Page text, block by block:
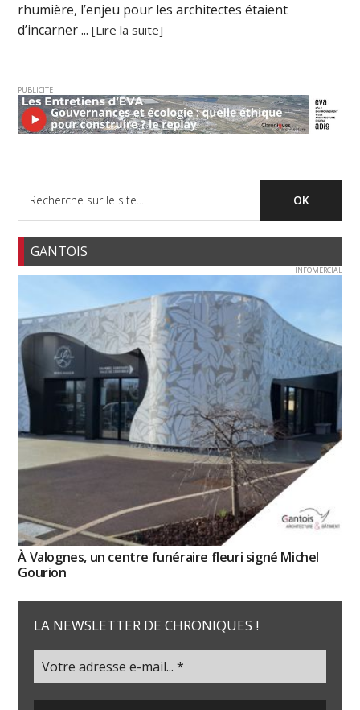
rhumière, l’enjeu pour les architectes étaient
d’incarner ...[Lire la suite]
PUBLICITE
GANTOIS
INFOMERCIAL
À Valognes, un centre funéraire fleuri signé Michel
Gourion
LA NEWSLETTER DE CHRONIQUES !